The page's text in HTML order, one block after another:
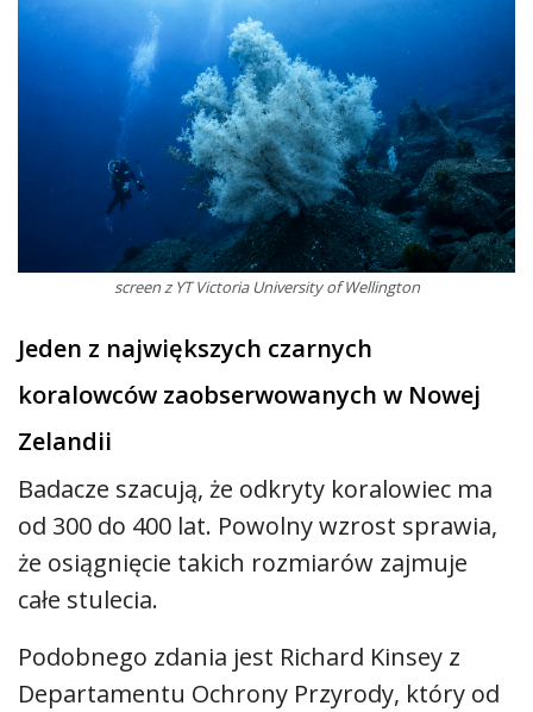
screen z YT Victoria University of Wellington
Jeden z największych czarnych
koralowców zaobserwowanych w Nowej
Zelandii
Badacze szacują, że odkryty koralowiec ma
od 300 do 400 lat. Powolny wzrost sprawia,
że osiągnięcie takich rozmiarów zajmuje
całe stulecia.
Podobnego zdania jest Richard Kinsey z
Departamentu Ochrony Przyrody, który od